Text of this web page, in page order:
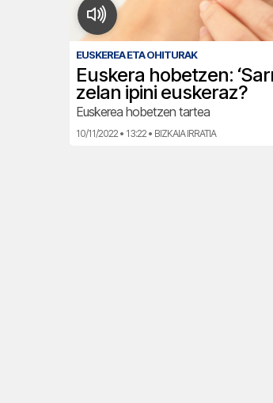
EUSKEREA ETA OHITURAK
Euskera hobetzen:
zelan ipini euskeraz?
Euskerea hobetzen tartea
10/11/2022 • 13:22 • BIZKAIA IRRATIA